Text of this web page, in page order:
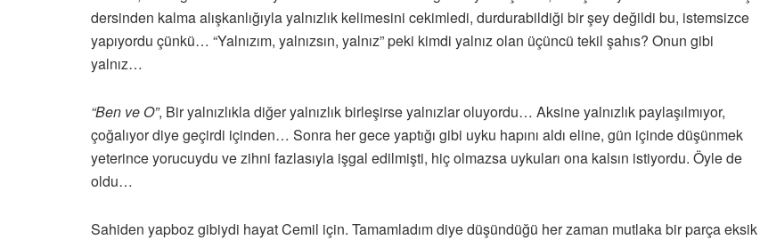
dersinden kalma alışkanlığıyla yalnızlık kelimesini cekimledi, durdurabildiği bir şey değildi bu, istemsizce
yapıyordu çünkü… “Yalnızım, yalnızsın, yalnız” peki kimdi yalnız olan üçüncü tekil şahıs? Onun gibi
yalnız…
“Ben ve O”, Bir yalnızlıkla diğer yalnızlık birleşirse yalnızlar oluyordu… Aksine yalnızlık paylaşılmıyor,
çoğalıyor diye geçirdi içinden… Sonra her gece yaptığı gibi uyku hapını aldı eline, gün içinde düşünmek
yeterince yorucuydu ve zihni fazlasıyla işgal edilmişti, hiç olmazsa uykuları ona kalsın istiyordu. Öyle de
oldu…
Sahiden yapboz gibiydi hayat Cemil için. Tamamladım diye düşündüğü her zaman mutlaka bir parça eksik